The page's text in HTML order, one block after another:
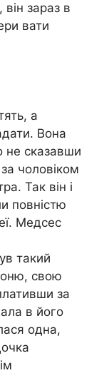
зараз в
вати
а
Вона
не сказавши
чоловіком
Так він і
повністю
Медсес
такий
свою
за
в його
одна,